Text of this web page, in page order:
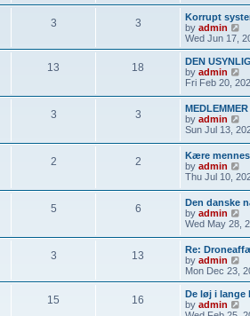
s
t
o
s
t
l
a
e
s
t
o
t
t
h
e
l
a
e
s
t
o
3 3
Korrupt
by admin
i
e
w
h
l
a
e
s
t
o
Wed Jun 17,
13 18
DEN
by admin
i
w
t
h
e
l
a
e
s
t
p
o
s
t
Fri Feb 20,
3 3
by admin
i
t
h
e
l
a
e
s
t
p
o
s
Sun Jul 13,
2 2
Kære
by admin
i
t
h
e
l
a
e
s
t
Thu Jul 10,
5 6
Den danske
by admin
w
t
h
e
a
Wed May 28,
3 13
Re:
by admin
e
w
h
Mon Dec 23,
15 16
De løj i lange
by admin